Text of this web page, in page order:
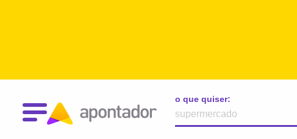
o que quiser: